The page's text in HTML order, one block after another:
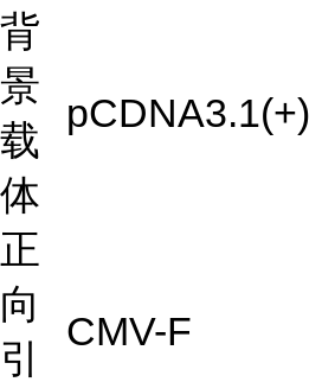
背
景
载
体
pCDNA3.1(+)
正
向
引
CMV-F